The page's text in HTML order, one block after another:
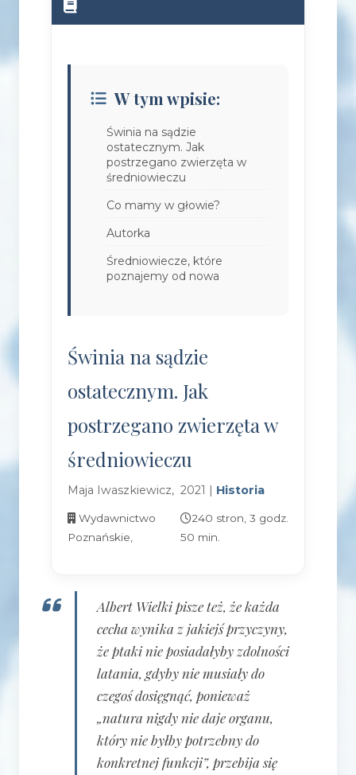
W tym wpisie:
Świnia na sądzie
ostatecznym. Jak
postrzegano zwierzęta w
średniowieczu
Co mamy w głowie?
Autorka
Średniowiecze, które
poznajemy od nowa
Świnia na sądzie
ostatecznym. Jak
postrzegano zwierzęta w
średniowieczu
Maja Iwaszkiewicz, 2021 | Historia
Wydawnictwo
Poznańskie,
240 stron, 3 godz.
50 min.
Albert Wielki pisze też, że każda
cecha wynika z jakiejś przyczyny,
że ptaki nie posiadałyby zdolności
latania, gdyby nie musiały do
czegoś dosięgnąć, ponieważ
„natura nigdy nie daje organu,
który nie byłby potrzebny do
konkretnej funkcji”, przebija się